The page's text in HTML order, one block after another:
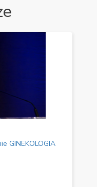
GINEKOLOGIA